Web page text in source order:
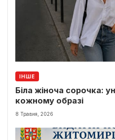
ІНШЕ
Біла жіноча сорочка:
кожному образі
8 Травня, 2026